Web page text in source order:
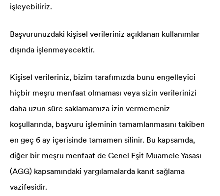
işleyebiliriz.
Başvurunuzdaki kişisel verileriniz açıklanan kullanımlar
dışında işlenmeyecektir.
Kişisel verileriniz, bizim tarafımızda bunu engelleyici
hiçbir meşru menfaat olmaması veya sizin verilerinizi
daha uzun süre saklamamıza izin vermemeniz
koşullarında, başvuru işleminin tamamlanmasını takiben
en geç 6 ay içerisinde tamamen silinir. Bu kapsamda,
diğer bir meşru menfaat de Genel Eşit Muamele Yasası
(AGG) kapsamındaki yargılamalarda kanıt sağlama
vazifesidir.